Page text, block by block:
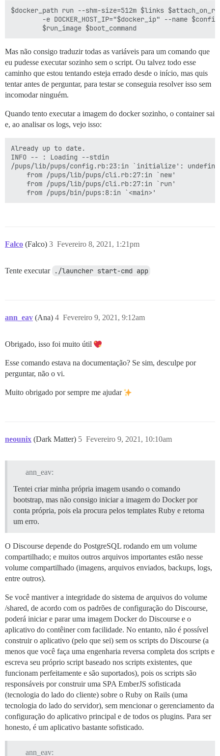
$docker_path run --shm-size=512m $links
-e DOCKER_HOST_IP="$docker_ip" --name
Mas não consigo traduzir todas as variáveis para um comando que
eu pudesse executar sozinho sem o script. Ou talvez todo esse
caminho que estou tentando esteja errado desde o início, mas quis
tentar antes de perguntar, para testar se conseguia resolver isso sem
incomodar ninguém.
Quando tento executar a imagem do docker sozinho, o container sai
e, ao analisar os logs, vejo isso:
Already up to date.
INFO -- : Loading --stdin
/pups/lib/pups/config.rb:23:in `initialize':
Falco (Falco) Fevereiro 8, 2021, 1:21pm
3
Tente executar ./launcher start-cmd app
ann_eav (Ana) Fevereiro 9, 2021, 9:12am
4
Obrigado, isso foi muito útil
Esse comando estava na documentação? Se sim, desculpe por
perguntar, não o vi.
Muito obrigado por sempre me ajudar
neounix (Dark Matter) Fevereiro 9, 2021, 10:10am
5
ann_eav:
Tentei criar minha própria imagem usando o comando
bootstrap, mas não consigo iniciar a imagem do Docker por
conta própria, pois ela procura pelos templates Ruby e retorna
um erro.
O Discourse depende do PostgreSQL rodando em um volume
compartilhado; e muitos outros arquivos importantes estão nesse
volume compartilhado (imagens, arquivos enviados, backups, logs,
entre outros).
Se você mantiver a integridade do sistema de arquivos do volume
/shared, de acordo com os padrões de configuração do Discourse,
poderá iniciar e parar uma imagem Docker do Discourse e o
aplicativo do contêiner com facilidade. No entanto, não é possível
construir o aplicativo (pelo que sei) sem os scripts do Discourse (a
menos que você faça uma engenharia reversa completa dos scripts e
escreva seu próprio script baseado nos scripts existentes, que
funcionam perfeitamente e são suportados), pois os scripts são
responsáveis por construir uma SPA EmberJS sofisticada
(tecnologia do lado do cliente) sobre o Ruby on Rails (uma
tecnologia do lado do servidor), sem mencionar o gerenciamento da
configuração do aplicativo principal e de todos os plugins. Para ser
honesto, é um aplicativo bastante sofisticado.
ann_eav: